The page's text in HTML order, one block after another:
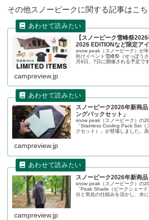
その他スノーピークに関する記事はこち
【スノーピーク雪峰祭
2026 EDITIONなど限定ア
snow peak（スノーピーク）が
向けイベント雪峰祭（せっぽう
月6日、7日に開催される予定で
品が目白押しです。詳細をレビ
campreview.jp
スノーピーク2026年新商
ングパックセット」
snow peak（スノーピーク）の
「Stainless Cooling Pack Set（
クセット）」が登場しました。
製に比べて冷却効率に優れ、長
campreview.jp
スノーピーク2026年新商品
snow peak（スノーピーク）の
「Peak Shade（ピークシェー
分と気化の仕組みを活かし、水
campreview.jp